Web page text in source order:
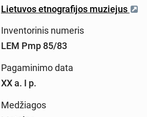
Lietuvos etnografijos muziejus
Inventorinis numeris
LEM Pmp 85/83
Pagaminimo data
XX a. I p.
Medžiagos